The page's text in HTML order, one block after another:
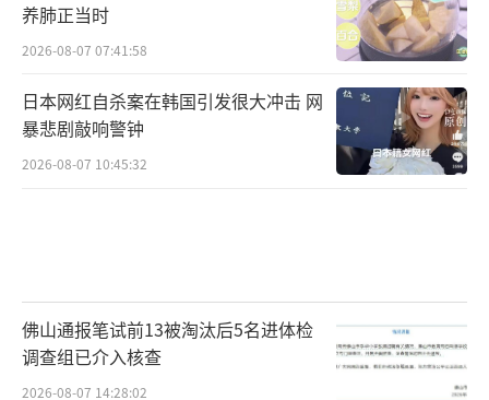
养肺正当时
2026-08-07 07:41:58
日本网红自杀案在韩国引发很大冲击 网
暴悲剧敲响警钟
2026-08-07 10:45:32
佛山通报笔试前13被淘汰后5名进体检
调查组已介入核查
2026-08-07 14:28:02